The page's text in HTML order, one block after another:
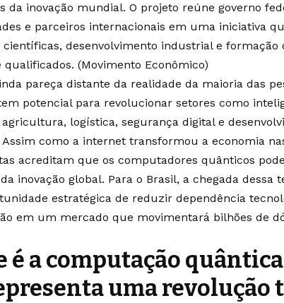
da inovação mundial. O projeto reúne governo
e parceiros internacionais em uma iniciativa
científicas, desenvolvimento industrial e formação
qualificados. (Movimento Econômico)
pareça distante da realidade da maioria das
potencial para revolucionar setores como
logística, segurança digital e
Assim como a internet transformou a economia
acreditam que os computadores quânticos
inovação global. Para o Brasil, a chegada dessa
estratégica de reduzir dependência
em um mercado que movimentará bilhões de
é a computação
uma revolução